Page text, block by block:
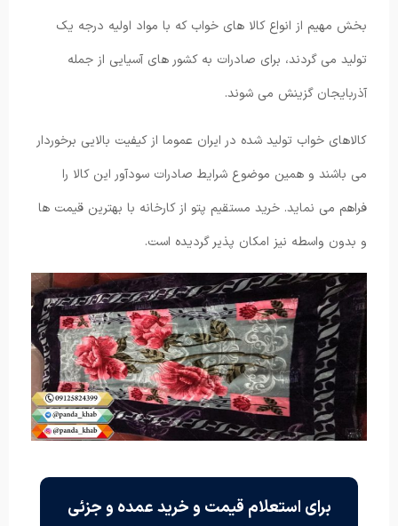
بخش مهیم از انواع کالا های خواب که با مواد اولیه درجه یک
تولید می گردند، برای صادرات به کشور های آسیایی از جمله
آذربایجان گزینش می شوند.
کالاهای خواب تولید شده در ایران عموما از کیفیت بالایی برخوردار
می باشند و همین موضوع شرایط صادرات سودآور این کالا را
فراهم می نماید. خرید مستقیم پتو از کارخانه با بهترین قیمت ها
و بدون واسطه نیز امکان پذیر گردیده است.
برای استعلام قیمت و خرید عمده و جزئی